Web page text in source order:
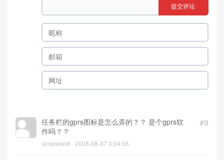
提交评论
#9
任务栏的gprs图标是怎么弄的？？ 是个gprs软
件吗？？
simplebird 2008-08-07 0:04:06